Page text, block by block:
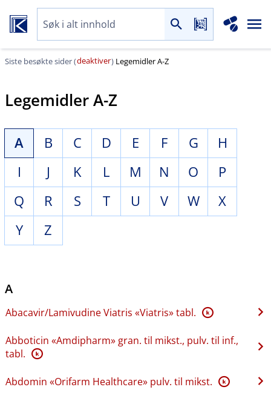
Siste besøkte sider (deaktiver) Legemidler A-Z
Legemidler A-Z
A B C D E F G
H
I
J K L M N O
P
Q
R S T U V W
X
Y
Z
A
Abacavir​/​Lamivudine Viatris «Viatris» tabl. K
Abboticin «Amdipharm» gran. til mikst., pulv. til inf.,
tabl. K
Abdomin «Orifarm Healthcare» pulv. til mikst. K